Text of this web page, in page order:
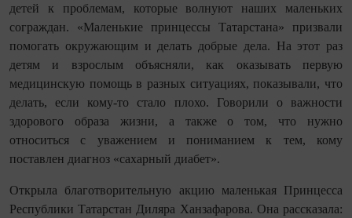
детей к проблемам, которые волнуют наших маленьких
сограждан. «Маленькие принцессы Татарстана» призвали
помогать окружающим и делать добрые дела. На этот раз
детям и взрослым объясняли, как оказывать первую
медицинскую помощь в разных ситуациях, показывали, что
делать, если кому-то стало плохо. Говорили о важности
здорового образа жизни, а также о том, что нужно
относиться с уважением и пониманием к тем, кому
поставлен диагноз «сахарный диабет».
Открыла благотворительную акцию маленькая Принцесса
Республики Татарстан Диляра Ханзафарова. Она рассказала: